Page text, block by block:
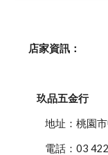
    店家資訊：
玖品五金行
地址
電